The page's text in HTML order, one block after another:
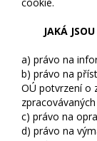
JAKÁ
a) právo na
b) právo na
OÚ potvrzení o
c) právo na
d) právo na